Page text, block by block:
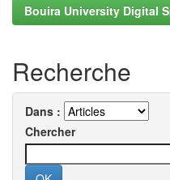
Bouira University Digital
Recherche
Dans :
Chercher